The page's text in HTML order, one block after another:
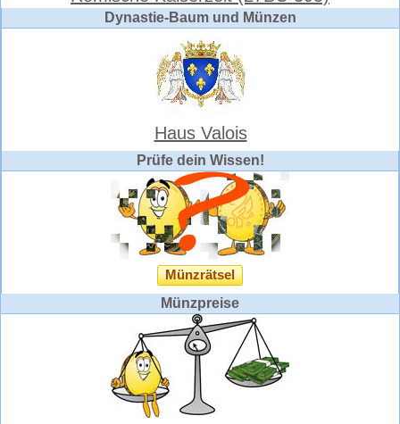
Dynastie-Baum und Münzen
Haus Valois
Prüfe dein Wissen!
Münzrätsel
Münzpreise